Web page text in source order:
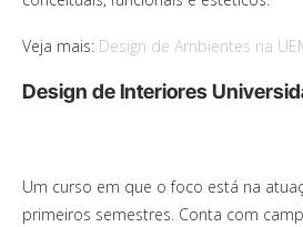
Veja mais: Design de Ambientes na
Design de Interiores
Um curso em que o foco está na
primeiros semestres. Conta com